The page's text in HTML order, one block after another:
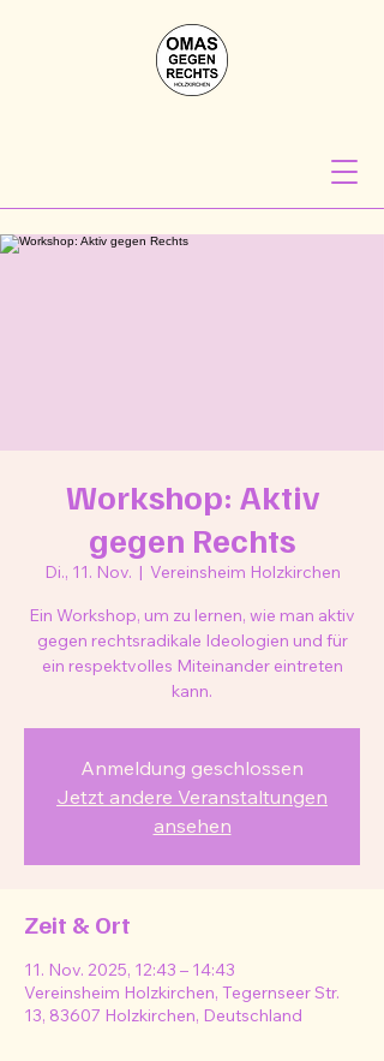
Workshop: Aktiv
gegen Rechts
Di., 11. Nov.
  |
Vereinsheim Holzkirchen
Ein Workshop, um zu lernen, wie man aktiv
gegen rechtsradikale Ideologien und für
ein respektvolles Miteinander eintreten
kann.
Anmeldung geschlossen
Jetzt andere Veranstaltungen
ansehen
Zeit & Ort
11. Nov. 2025, 12:43 – 14:43
Vereinsheim Holzkirchen, Tegernseer Str.
13, 83607 Holzkirchen, Deutschland